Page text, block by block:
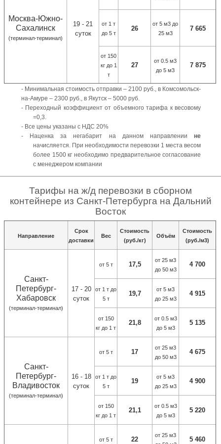
Москва-Южно-
Сахалинск
(терминал-терминал)
19 - 21
суток
от 1 т
до 5 т
26
от 5 м3 до
25 м3
7 665
от 150
кг до 1
т
27
от 0.5 м3
до 5 м3
7 875
- Минимальная стоимость отправки – 2100 руб., в Комсомольск-
на-Амуре – 2300 руб., в Якутск – 5000 руб.
- Переходный коэффициент от объемного тарифа квесовому
=0,3.
- Все цены указаны с НДС 20%
- Наценка за негабарит на данном направлениине
начисляется. При необходимости перевозки 1 места весом
более 1500 кг необходимо предварительное согласование
с менеджером компании
Тарифы на ж/д перевозки в сборном
контейнере из Санкт-Петербурга на Дальний
Восток
Направление
Срок
доставки
Вес
Стоимость
(руб./кг)
Объём
Стоимость
(руб./м3)
Санкт-
Петербург-
Хабаровск
(терминал-терминал)
17 - 20
суток
от 5 т 17,5
от 25 м3
до 50 м3
4 700
от 1 т до
5 т
19,7
от 5 м3
до 25 м3
4 915
от 150
кг до 1 т
21,8
от 0.5 м3
до 5 м3
5 135
Санкт-
Петербург-
Владивосток
(терминал-терминал)
16 - 18
суток
от 5 т 17
от 25 м3
до 50 м3
4 675
от 1 т до
5 т
19
от 5 м3
до 25 м3
4 900
от 150
кг до 1 т
21,1
от 0.5 м3
до 5 м3
5 220
от 5 т 22
от 25 м3
5 460